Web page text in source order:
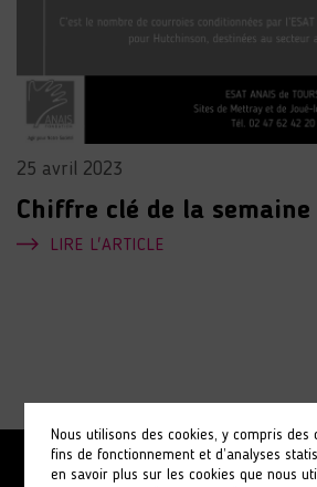
25 avril 2023
Chiffre clé de la semaine
LIRE L'ARTICLE
Nous utilisons des cookies, y compris des
fins de fonctionnement et d’analyses
en savoir plus sur les cookies que nous